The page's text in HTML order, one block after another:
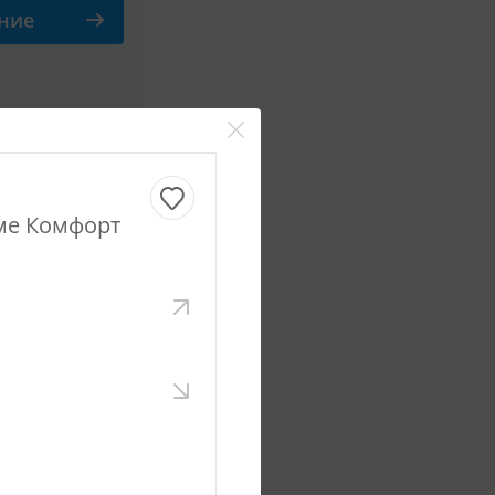
Смотреть все фото
Смотреть все фото
Комфорт